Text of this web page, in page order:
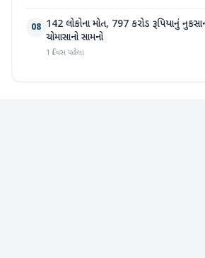
08 142 લોકોના મોત, 797 કરોડ રૂપિયાનું
ચોમાસાનો સામનો
1 દિવસ પહેલા